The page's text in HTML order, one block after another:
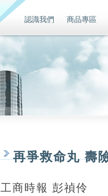
認識我們 商品專區
再爭救命丸 壽
工商時報 彭禎伶